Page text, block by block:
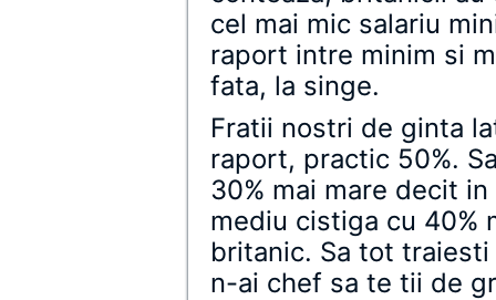
cel mai mic salariu
raport intre minim si
fata, la singe.
Fratii nostri de ginta
raport, practic 50%.
30% mai mare decit
mediu cistiga cu 40%
britanic. Sa tot
n-ai chef sa te tii de